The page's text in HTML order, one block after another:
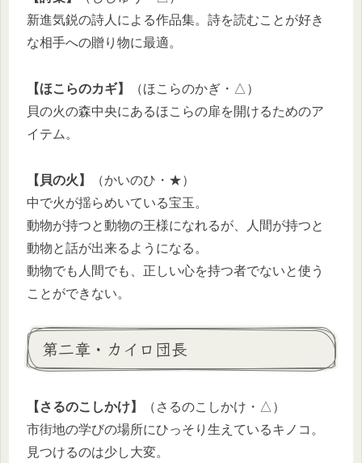
新進気鋭の詩人による作品集。詩を読むことが好き
な相手への贈り物に最適。
【ほこらのカギ】
（ほこらのかぎ・△）
貝の火の森中央にあるほこらの扉を開けるためのア
イテム。
【貝の火】
（かいのひ・★）
中で火が揺らめいている宝玉。
動物が持つと動物の王様になれるが、人間が持つと
動物と話が出来るようになる。
動物でも人間でも、正しい心を持つ者でないと使う
ことができない。
第二章・カイロ団長
【さるのこしかけ】
（さるのこしかけ・△）
市街地の学びの場所にひっそり生えているキノコ。
見つけるのは少し大変。